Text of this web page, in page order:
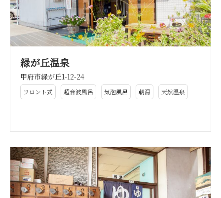
緑が丘温泉
甲府市緑が丘1-12-24
フロント式 超音波風呂 気泡風呂 朝湯 天然温泉